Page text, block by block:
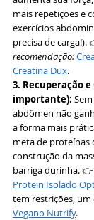
mais repetições e
exercícios
precisa de carga!).
recomendação:
Creatina Dux.
3. Recuperação
importante):
abdômen não
a forma mais
meta de proteínas
construção da
barriga durinha. 👉
Protein Isolado
tem restrições, um
Vegano Nutrify.